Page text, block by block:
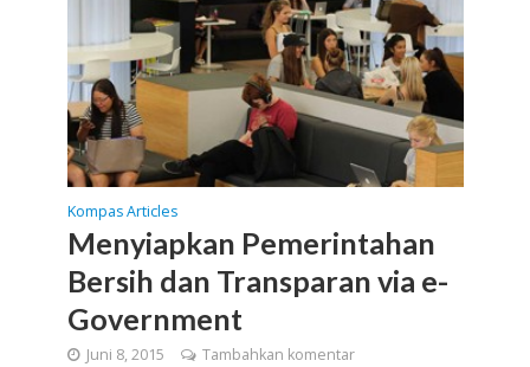
Kompas Articles
Menyiapkan Pemerintahan
Bersih dan Transparan via e-
Government
Juni 8, 2015 Tambahkan komentar